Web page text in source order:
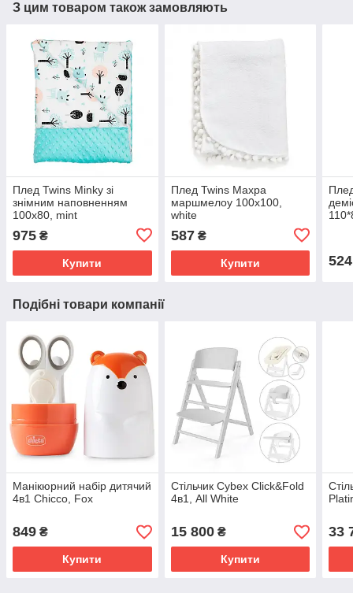
З цим товаром також замовляють
Плед Twins Minky зі
знімним наповненням
100x80, mint
975 ₴
Купити
Плед Twins Махра
маршмелоу 100x100,
white
587₴
Купити 524
Подібні товари компанії
Манікюрний набір дитячий
4в1 Chicco, Fox
849 ₴
Купити
Стільчик Cybex Click&Fold
4в1, All White
15 800₴
Купити
33